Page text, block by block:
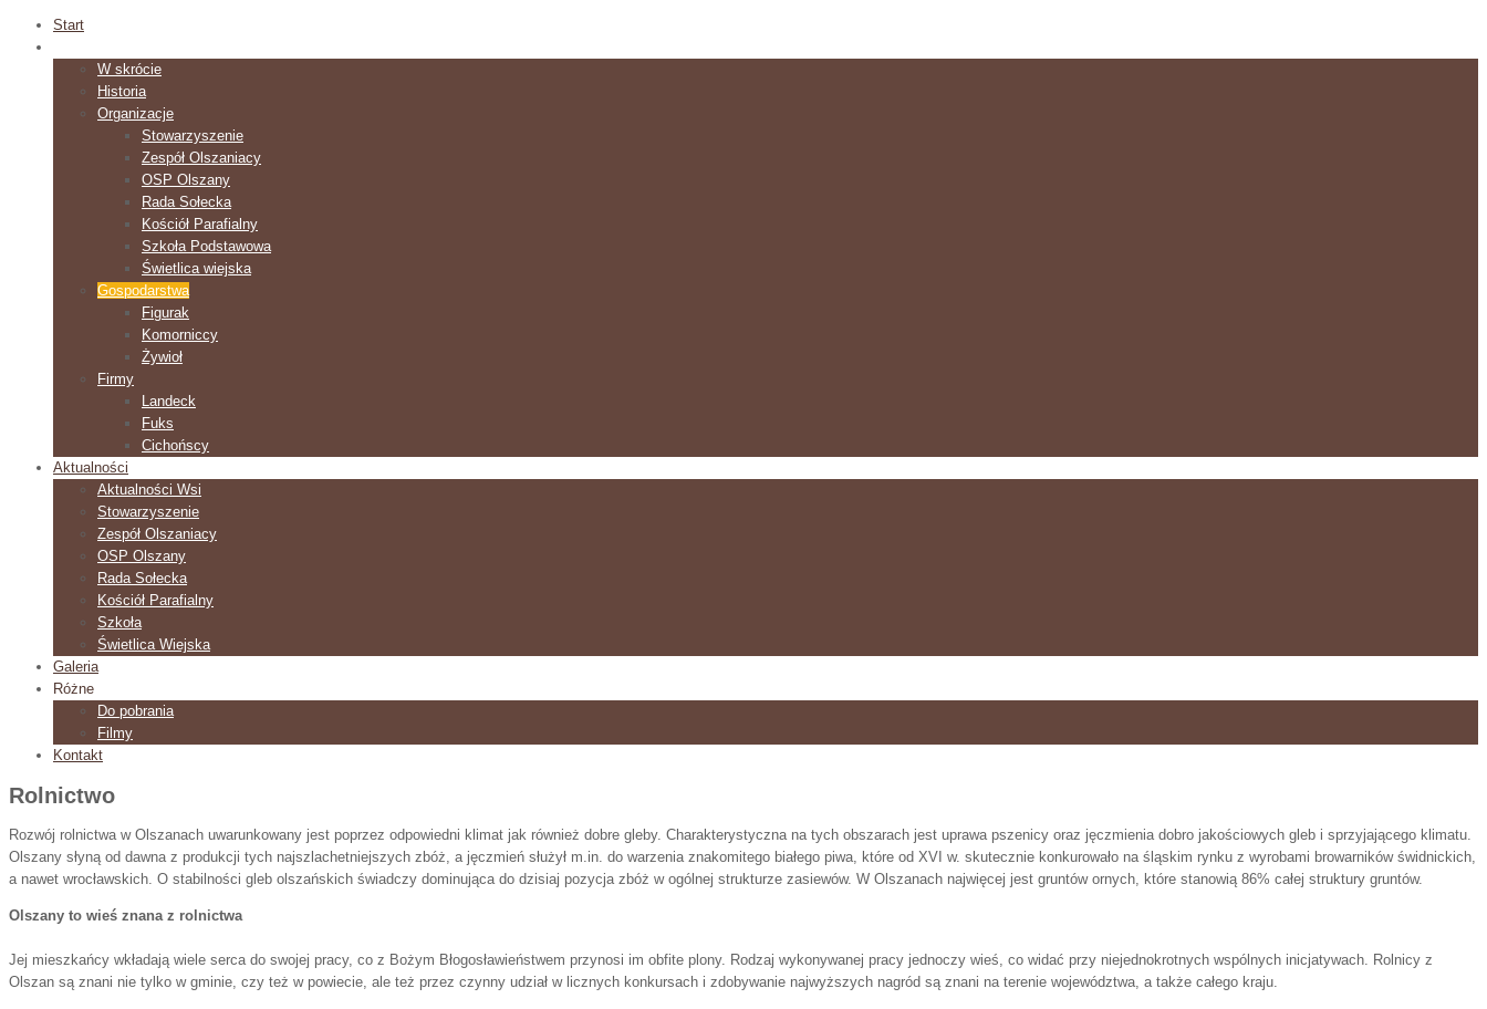
Start
W skrócie
Historia
Organizacje
Stowarzyszenie
Zespół Olszaniacy
OSP Olszany
Rada Sołecka
Kościół Parafialny
Szkoła Podstawowa
Świetlica wiejska
Gospodarstwa
Figurak
Komorniccy
Żywioł
Firmy
Landeck
Fuks
Cichońscy
Aktualności
Aktualności Wsi
Stowarzyszenie
Zespół Olszaniacy
OSP Olszany
Rada Sołecka
Kościół Parafialny
Szkoła
Świetlica Wiejska
Galeria
Różne
Do pobrania
Filmy
Kontakt
Rolnictwo
Rozwój rolnictwa w Olszanach uwarunkowany jest poprzez odpowiedni klimat jak również dobre gleby. Charakterystyczna na tych obszarach jest uprawa pszenicy oraz jęczmienia dobro jakościowych gleb i sprzyjającego klimatu.
Olszany słyną od dawna z produkcji tych najszlachetniejszych zbóż, a jęczmień służył m.in. do warzenia znakomitego białego piwa, które od XVI w. skutecznie konkurowało na śląskim rynku z wyrobami browarników świdnickich,
a nawet wrocławskich. O stabilności gleb olszańskich świadczy dominująca do dzisiaj pozycja zbóż w ogólnej strukturze zasiewów. W Olszanach najwięcej jest gruntów ornych, które stanowią 86% całej struktury gruntów.
Olszany to wieś znana z rolnictwa
Jej mieszkańcy wkładają wiele serca do swojej pracy, co z Bożym Błogosławieństwem przynosi im obfite plony. Rodzaj wykonywanej pracy jednoczy wieś, co widać przy niejednokrotnych wspólnych inicjatywach. Rolnicy z
Olszan są znani nie tylko w gminie, czy też w powiecie, ale też przez czynny udział w licznych konkursach i zdobywanie najwyższych nagród są znani na terenie województwa, a także całego kraju.